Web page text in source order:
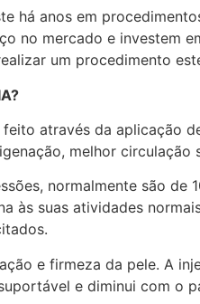
há anos em
no mercado e investem
um procedimento
através da aplicação
melhor
normalmente são de
às suas atividades
e firmeza da pele. A
e diminui com o